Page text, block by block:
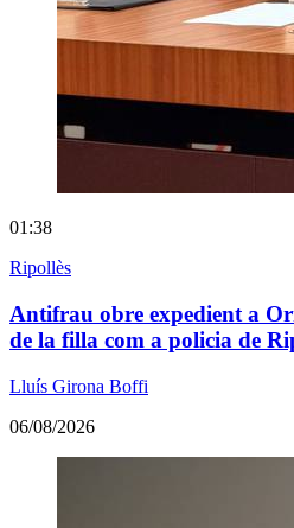
01:38
Ripollès
Antifrau obre expedient a
de la filla com a policia de
Lluís Girona Boffi
06/08/2026